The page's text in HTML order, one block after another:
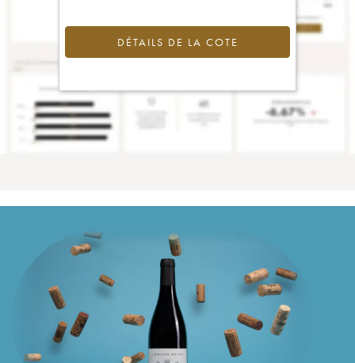
DÉTAILS DE LA COTE